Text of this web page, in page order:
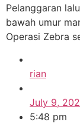
Pelanggaran
bawah umur
Operasi Zebra
rian
July 9,
5:48 pm